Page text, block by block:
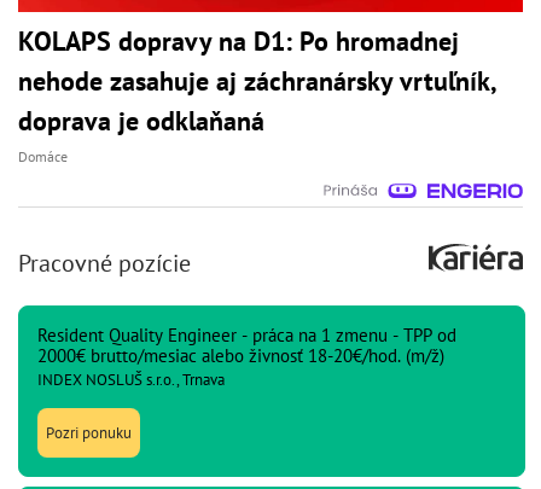
KOLAPS dopravy na D1: Po hromadnej
nehode zasahuje aj záchranársky vrtuľník,
doprava je odklaňaná
Domáce
Pracovné pozície
Resident Quality Engineer - práca na 1 zmenu - TPP od
2000€ brutto/mesiac alebo živnosť 18-20€/hod. (m/ž)
INDEX NOSLUŠ s.r.o., Trnava
Pozri ponuku